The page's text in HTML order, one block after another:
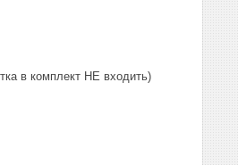
в комплект НЕ входить)